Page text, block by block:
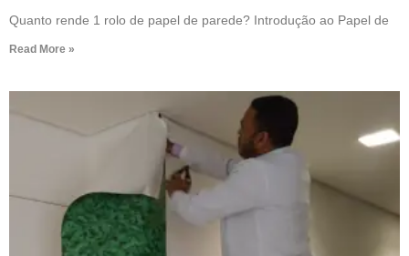
Quanto rende 1 rolo de papel de parede? Introdução ao Papel de
Read More »